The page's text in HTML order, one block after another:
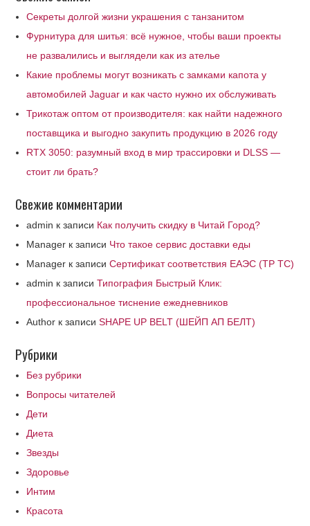
Секреты долгой жизни украшения с танзанитом
Фурнитура для шитья: всё нужное, чтобы ваши проекты
не развалились и выглядели как из ателье
Какие проблемы могут возникать с замками капота у
автомобилей Jaguar и как часто нужно их обслуживать
Трикотаж оптом от производителя: как найти надежного
поставщика и выгодно закупить продукцию в 2026 году
RTX 3050: разумный вход в мир трассировки и DLSS —
стоит ли брать?
Свежие комментарии
admin к записи Как получить скидку в Читай Город?
Manager к записи Что такое сервис доставки еды
Manager к записиСертификат соответствия ЕАЭС (ТР ТС)
admin к записиТипография Быстрый Клик:
профессиональное тиснение ежедневников
Author к записиSHAPE UP BELT (ШЕЙП АП БЕЛТ)
Рубрики
Без рубрики
Вопросы читателей
Дети
Диета
Звезды
Здоровье
Интим
Красота